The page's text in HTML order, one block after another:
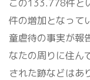
この133.778件と
件の増加となって
童虐待の事実が報
なたの周りに住ん
された跡などはあ